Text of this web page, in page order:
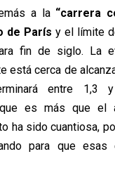
a la“carrera
de París y el límite
fin de siglo. La
está cerca de
entre 1,3
que es más que el
ha sido cuantiosa,
para que esas